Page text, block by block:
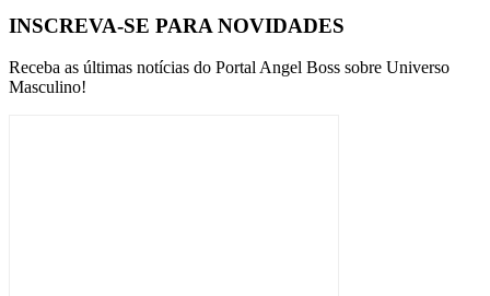
INSCREVA-SE PARA NOVIDADES
Receba as últimas notícias do Portal Angel Boss sobre Universo
Masculino!